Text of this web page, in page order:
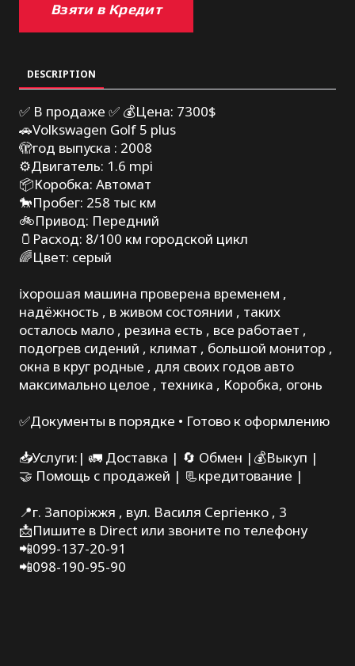
Взяти в Кредит
DESCRIPTION
✅ В продаже ✅ 💰Цена: 7300$
🚗Volkswagen Golf 5 plus
🫣год выпуска : 2008
⚙️Двигатель: 1.6 mpi
📦Коробка: Автомат
🐎Пробег: 258 тыс км
🚲Привод: Передний
🫙Расход: 8/100 км городской цикл
🌈Цвет: серый
ℹ️хорошая машина проверена временем ,
надёжность , в живом состоянии , таких
осталось мало , резина есть , все работает ,
подогрев сидений , климат , большой монитор ,
окна в круг родные , для своих годов авто
максимально целое , техника , Коробка, огонь
✅Документы в порядке • Готово к оформлению
📥Услуги:| 🚛 Доставка | 🔄 Обмен |💰Выкуп |
🤝 Помощь с продажей | 📃кредитование |
📍г. Запоріжжя , вул. Василя Сергіенко , 3
📩Пишите в Direct или звоните по телефону
📲099-137-20-91
📲098-190-95-90